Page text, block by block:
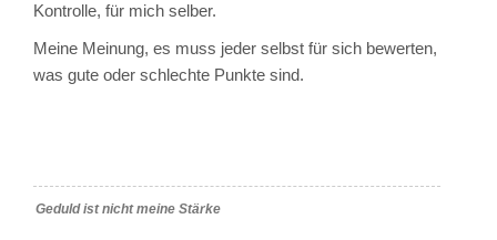
Kontrolle, für mich selber.
Meine Meinung, es muss jeder selbst für sich bewerten,
was gute oder schlechte Punkte sind.
Geduld ist nicht meine Stärke